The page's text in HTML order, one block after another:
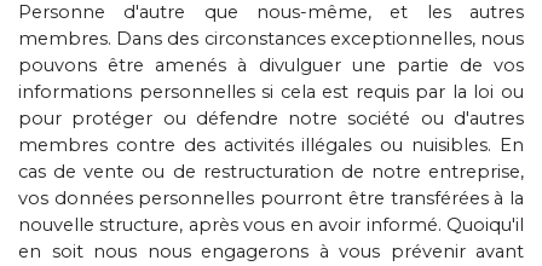
Personne d'autre que nous-même, et les autres
membres. Dans des circonstances exceptionnelles, nous
pouvons être amenés à divulguer une partie de vos
informations personnelles si cela est requis par la loi ou
pour protéger ou défendre notre société ou d'autres
membres contre des activités illégales ou nuisibles. En
cas de vente ou de restructuration de notre entreprise,
vos données personnelles pourront être transférées à la
nouvelle structure, après vous en avoir informé. Quoiqu'il
en soit nous nous engagerons à vous prévenir avant